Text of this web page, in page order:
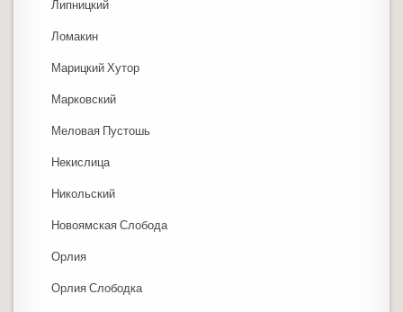
Липницкий
Ломакин
Марицкий Хутор
Марковский
Меловая Пустошь
Некислица
Никольский
Новоямская Слобода
Орлия
Орлия Слободка